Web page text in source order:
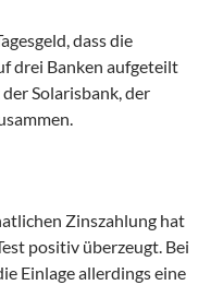
dass die
drei Banken aufgeteilt
Solarisbank, der
Zinszahlung hat
positiv überzeugt. Bei
Einlage allerdings eine